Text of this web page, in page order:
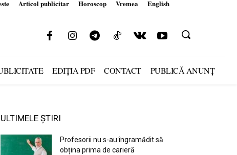
Articol publicitar Horoscop Vremea English
EDIȚIA PDF CONTACT PUBLICĂ ANUNȚ
ULTIMELE ȘTIRI
Profesorii nu s-au îngramădit să
obțina prima de carieră